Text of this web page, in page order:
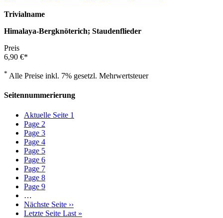
Trivialname
Himalaya-Bergknöterich; Staudenflieder
Preis
6,90 €*
* Alle Preise inkl. 7% gesetzl. Mehrwertsteuer
Seitennummerierung
Aktuelle Seite 1
Page 2
Page 3
Page 4
Page 5
Page 6
Page 7
Page 8
Page 9
…
Nächste Seite ››
Letzte Seite Last »